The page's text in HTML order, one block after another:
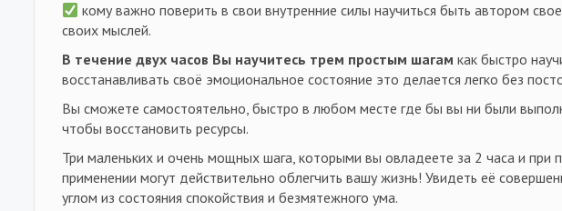
кому важно поверить в свои внутренние силы научиться быть автором
своих мыслей.
В течение двух часов Вы научитесь трем простым шагам как быстро
восстанавливать своё эмоциональное состояние это делается легко без
Вы сможете самостоятельно, быстро в любом месте где бы вы ни были
чтобы восстановить ресурсы.
Три маленьких и очень мощных шага, которыми вы овладеете за 2 часа и при
применении могут действительно облегчить вашу жизнь! Увидеть её
углом из состояния спокойствия и безмятежного ума.